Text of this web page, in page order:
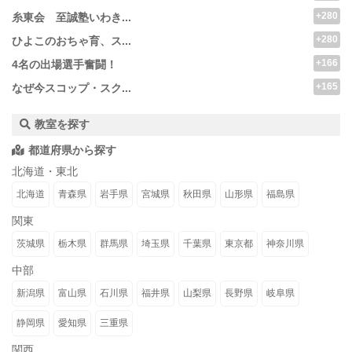
糸東会 至誠塾いわき...
+280
ひよこのおちゃ育、ス... +280
4名の出場選手奮闘！ +166
なぜ今スコップ・スク... +165
教室を探す
都道府県から探す
北海道・東北
北海道 青森県 岩手県 宮城県 秋田県 山形県 福島県
関東
茨城県 栃木県 群馬県 埼玉県 千葉県 東京都 神奈川県
中部
新潟県 富山県 石川県 福井県 山梨県 長野県 岐阜県
静岡県 愛知県 三重県